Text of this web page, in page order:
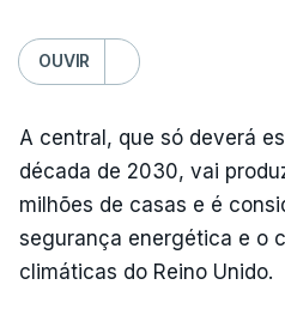
OUVIR
A central, que só deverá
década de 2030, vai
milhões de casas e é
segurança energética e o
climáticas do Reino Unido.